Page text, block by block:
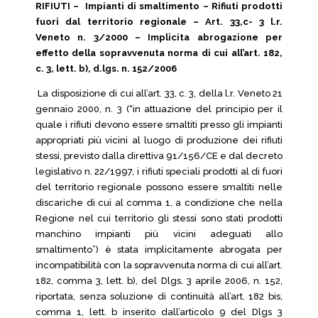
RIFIUTI – Impianti di smaltimento – Rifiuti prodotti
fuori dal territorio regionale – Art. 33,c- 3 l.r.
Veneto n. 3/2000 – Implicita abrogazione per
effetto della sopravvenuta norma di cui all’art. 182,
c. 3, lett. b), d.lgs. n. 152/2006
La disposizione di cui all’art. 33, c. 3, della l.r. Veneto 21
gennaio 2000, n. 3 (“in attuazione del principio per il
quale i rifiuti devono essere smaltiti presso gli impianti
appropriati più vicini al luogo di produzione dei rifiuti
stessi, previsto dalla direttiva 91/156/CE e dal decreto
legislativo n. 22/1997, i rifiuti speciali prodotti al di fuori
del territorio regionale possono essere smaltiti nelle
discariche di cui al comma 1, a condizione che nella
Regione nel cui territorio gli stessi sono stati prodotti
manchino impianti più vicini adeguati allo
smaltimento”) è stata implicitamente abrogata per
incompatibilità con la sopravvenuta norma di cui all’art.
182, comma 3, lett. b), del Dlgs. 3 aprile 2006, n. 152,
riportata, senza soluzione di continuità all’art. 182 bis,
comma 1, lett. b inserito dall’articolo 9 del Dlgs 3